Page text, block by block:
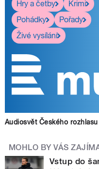
Hry a četby
Krimi
Pohádky
Pořady
Živé vysílání
Audiosvět Českého
MOHLO BY VÁS
Vstup do